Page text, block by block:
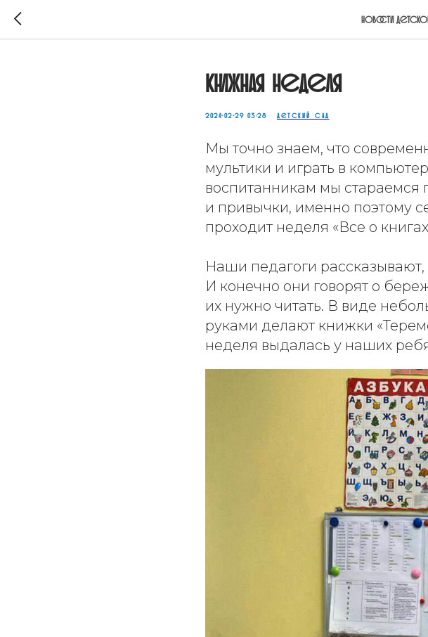
Новости
Книжная неделя
2024-02-29 03:28 ДЕТСКИЙ САД
Мы точно знаем, что
мультики и играть в
воспитанникам мы стараемся
и привычки, именно поэтому
проходит неделя «Все о
Наши педагоги
И конечно они говорят о
их нужно читать. В виде
руками делают книжки
неделя выдалась у наших